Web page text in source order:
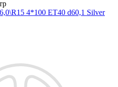
4*100 ET40 d60,1 Silver